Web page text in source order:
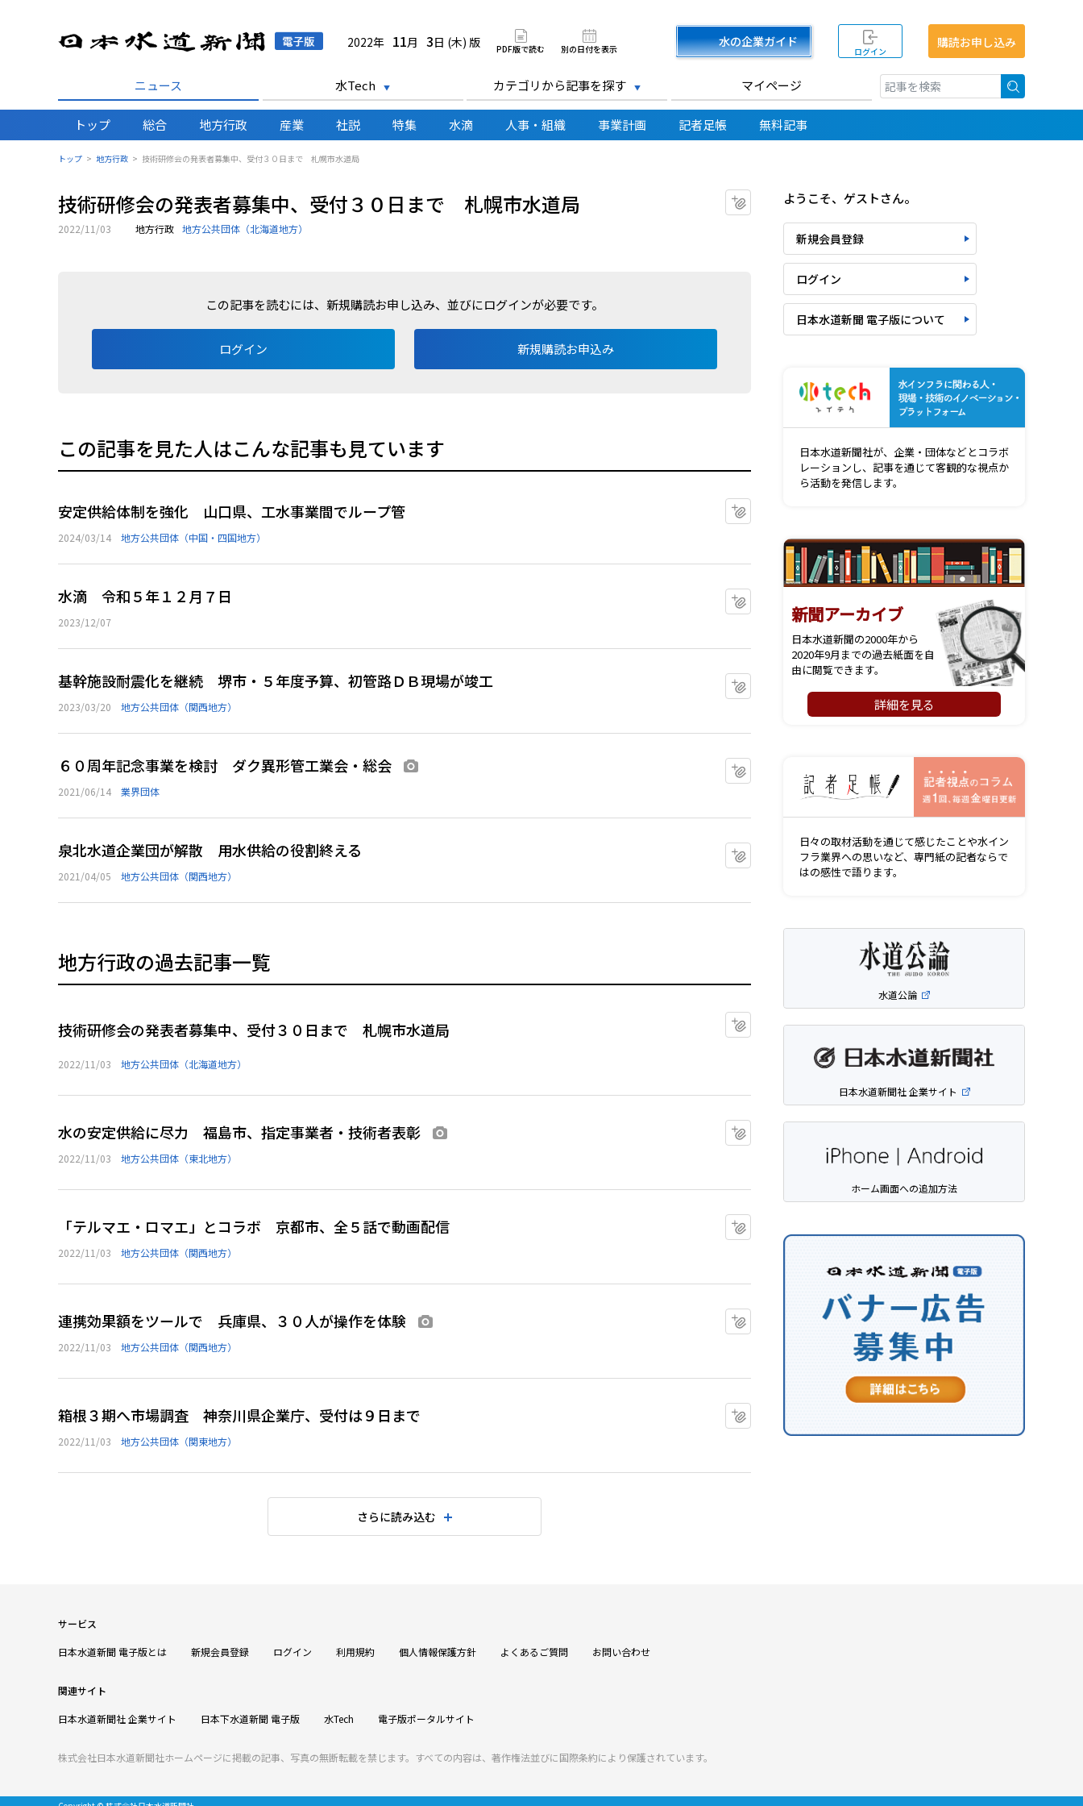
日本水道新聞 電子版
2022年 11月 3日 (木) 版 PDF版で読む 別の日付を表示 水の企業ガイド
ログイン
購読お申し込み
ニュース 水Tech カテゴリから記事を探す マイページ
トップ 総合 地方行政 産業 社説 特集 水滴 人事・組織 事業計画 記者足帳 無料記事
トップ 地方行政 技術研修会の発表者募集中、受付３０日まで 札幌市水道局
技術研修会の発表者募集中、受付３０日まで 札幌市水道局 マイクリップに追加
2022/11/03 地方行政 地方公共団体（北海道地方）
この記事を読むには、新規購読お申し込み、並びにログインが必要です。
ログイン 新規購読お申込み
この記事を見た人はこんな記事も見ています
安定供給体制を強化 山口県、工水事業間でループ管
2024/03/14 地方公共団体（中国・四国地方）
水滴 令和５年１２月７日
2023/12/07
基幹施設耐震化を継続 堺市・５年度予算、初管路ＤＢ現場が竣工
2023/03/20 地方公共団体（関西地方）
６０周年記念事業を検討 ダク異形管工業会・総会
2021/06/14 業界団体
泉北水道企業団が解散 用水供給の役割終える
2021/04/05 地方公共団体（関西地方）
マイクリップに追加
地方行政の過去記事一覧
技術研修会の発表者募集中、受付３０日まで 札幌市水道局
2022/11/03 地方公共団体（北海道地方）
水の安定供給に尽力 福島市、指定事業者・技術者表彰
2022/11/03 地方公共団体（東北地方）
マイクリップに追加
「テルマエ・ロマエ」とコラボ 京都市、全５話で動画配信
2022/11/03 地方公共団体（関西地方）
連携効果額をツールで 兵庫県、３０人が操作を体験
2022/11/03 地方公共団体（関西地方）
マイクリップに追加
箱根３期へ市場調査 神奈川県企業庁、受付は９日まで
2022/11/03 地方公共団体（関東地方）
さらに読み込む
ようこそ、ゲストさん。
新規会員登録
ログイン
日本水道新聞 電子版について
日本水道新聞社が、企業・団体などとコラボ
レーションし、記事を通じて客観的な視点か
ら活動を発信します。
新聞アーカイブ
日本水道新聞の2000年から
2020年9月までの過去紙面を自
由に閲覧できます。
詳細を見る
日々の取材活動を通じて感じたことや水イン
フラ業界への思いなど、専門紙の記者ならで
はの感性で語ります。
水道公論
日本水道新聞社 企業サイト
ホーム画面への追加方法
サービス
日本水道新聞 電子版とは 新規会員登録 ログイン 利用規約 個人情報保護方針 よくあるご質問 お問い合わせ
関連サイト
日本水道新聞社 企業サイト 日本下水道新聞 電子版 水Tech 電子版ポータルサイト
株式会社日本水道新聞社ホームページに掲載の記事、写真の無断転載を禁じます。すべての内容は、著作権法並びに国際条約により保護されています。